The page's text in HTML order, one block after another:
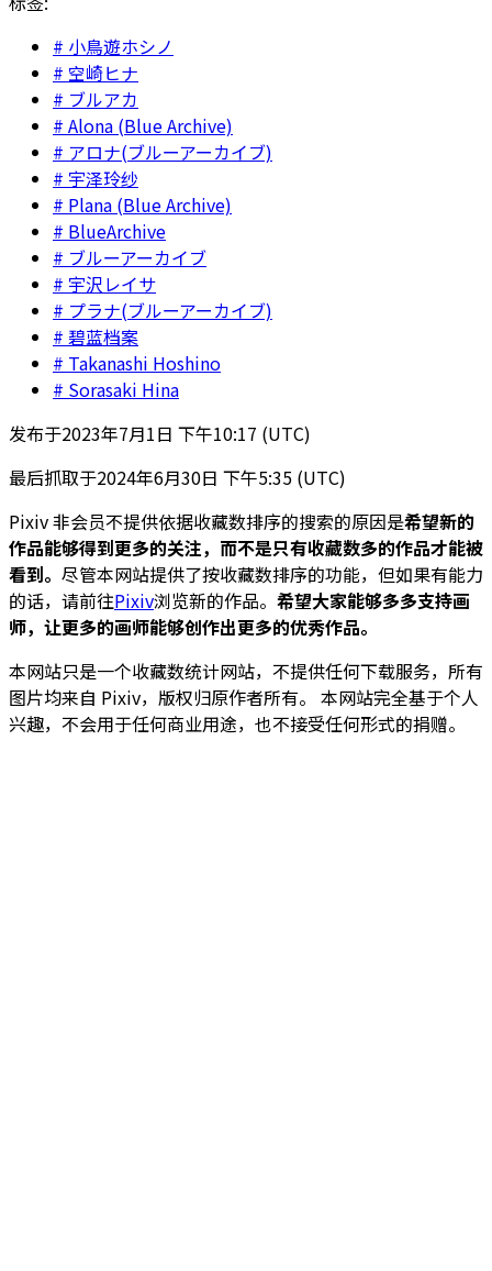
小鳥遊ホシノ
空崎ヒナ
ブルアカ
Alona (Blue Archive)
アロナ(ブルーアーカイブ)
宇泽玲纱
Plana (Blue Archive)
BlueArchive
ブルーアーカイブ
宇沢レイサ
プラナ(ブルーアーカイブ)
碧蓝档案
Takanashi Hoshino
Sorasaki Hina
发布于2023年7月1日 下午10:17 (UTC)
最后抓取于2024年6月30日 下午5:35 (UTC)
Pixiv 非会员不提供依据收藏数排序的搜索的原因是希望新的
作品能够得到更多的关注，而不是只有收藏数多的作品才能被
看到。 尽管本网站提供了按收藏数排序的功能，但如果有能力
的话，请前往Pixiv浏览新的作品。 希望大家能够多多支持画
师，让更多的画师能够创作出更多的优秀作品。
本网站只是一个收藏数统计网站，不提供任何下载服务，所有
图片均来自 Pixiv，版权归原作者所有。 本网站完全基于个人
兴趣，不会用于任何商业用途，也不接受任何形式的捐赠。